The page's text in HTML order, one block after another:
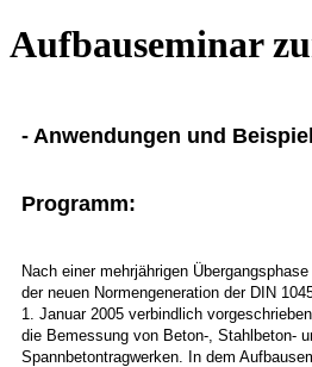
Aufbauseminar
- Anwendungen und
Programm:
Nach einer mehrjährigen
der neuen Normengeneration der DIN
1. Januar 2005 verbindlich
die Bemessung von Beton-, Stahlbeton-
Spannbetontragwerken. In dem